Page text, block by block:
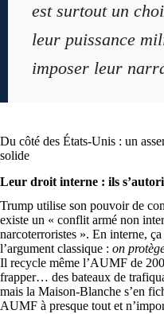
est surtout un
leur puissance
imposer leur
Du côté des États-Unis : un
solide
Leur droit interne : ils
Trump utilise son pouvoir de
existe un « conflit armé non
narcoterroristes ». En interne,
l’argument classique : on
Il recycle même l’AUMF de
frapper… des bateaux de
mais la Maison-Blanche s’en
AUMF à presque tout et